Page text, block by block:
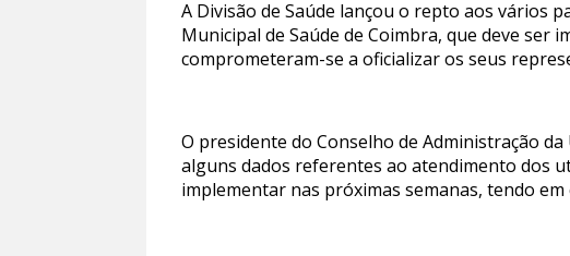
A Divisão de Saúde lançou o repto aos vários
Municipal de Saúde de Coimbra, que deve ser
comprometeram-se a oficializar os seus
O presidente do Conselho de Administração
alguns dados referentes ao atendimento dos
implementar nas próximas semanas, tendo